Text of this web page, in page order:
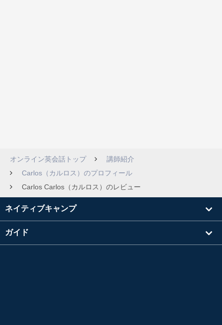
オンライン英会話トップ
講師紹介
Carlos（カルロス）のプロフィール
Carlos Carlos（カルロス）のレビュー
ネイティブキャンプ
ガイド